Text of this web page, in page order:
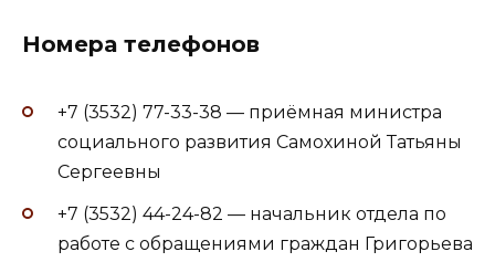
Номера телефонов
+7 (3532) 77-33-38 — приёмная министра
социального развития Самохиной Татьяны
Сергеевны
+7 (3532) 44-24-82 — начальник отдела по
работе с обращениями граждан Григорьева